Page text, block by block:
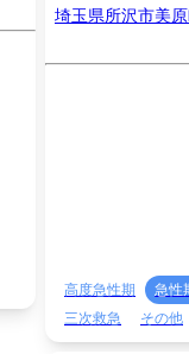
埼玉県所沢市美
高度急性期 急性
三次救急
その他